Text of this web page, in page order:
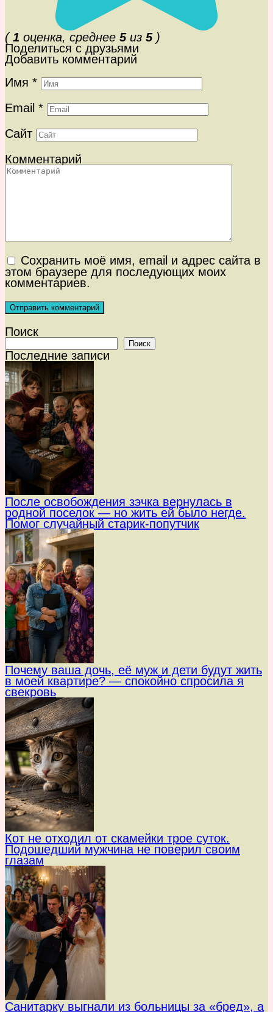
( 1 оценка, среднее 5из 5)
Поделиться с друзьями
Добавить комментарий
Имя *
Email *
Сайт
Комментарий
Сохранить моё имя, email и адрес сайта в
этом браузере для последующих моих
комментариев.
Поиск
Поиск
Последние записи
После освобождения зэчка вернулась в
родной поселок — но жить ей было негде.
Помог случайный старик-попутчик
Почему ваша дочь, её муж и дети будут жить
в моей квартире? — спокойно спросила я
свекровь
Кот не отходил от скамейки трое суток.
Подошедший мужчина не поверил своим
глазам
Санитарку выгнали из больницы за «бред», а